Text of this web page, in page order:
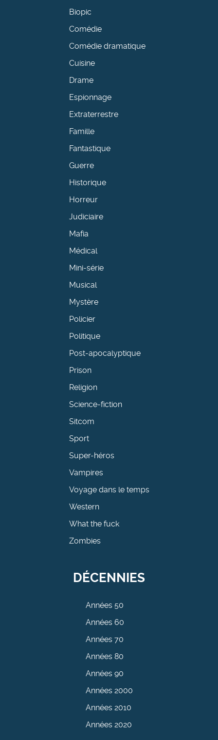
Biopic
Comédie
Comédie dramatique
Cuisine
Drame
Espionnage
Extraterrestre
Famille
Fantastique
Guerre
Historique
Horreur
Judiciaire
Mafia
Médical
Mini-série
Musical
Mystère
Policier
Politique
Post-apocalyptique
Prison
Religion
Science-fiction
Sitcom
Sport
Super-héros
Vampires
Voyage dans le temps
Western
What the fuck
Zombies
DÉCENNIES
Années 50
Années 60
Années 70
Années 80
Années 90
Années 2000
Années 2010
Années 2020